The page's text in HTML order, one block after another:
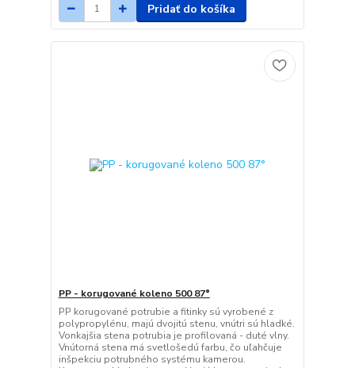
Pridať do košíka
PP - korugované koleno 500 87°
PP korugované potrubie a fitinky sú vyrobené z
polypropylénu, majú dvojitú stenu, vnútri sú hladké.
Vonkajšia stena potrubia je profilovaná - duté vlny.
Vnútorná stena má svetlošedú farbu, čo uľahčuje
inšpekciu potrubného systému kamerou.